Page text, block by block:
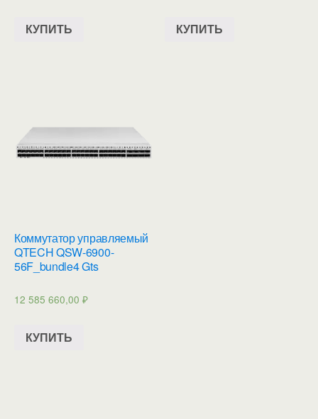
КУПИТЬ КУПИТЬ
Коммутатор управляемый
QTECH QSW-6900-
56F_bundle4 Gts
12 585 660,00 ₽
КУПИТЬ